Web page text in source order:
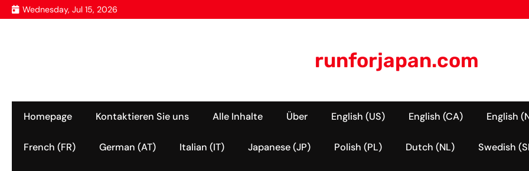
Skip
to
Wednesday, Jul 15, 2026
runforjapan.com
Homepage Kontaktieren Sie uns Alle Inhalte Über English (US) English (CA) English
French (FR) German (AT) Italian (IT) Japanese (JP) Polish (PL) Dutch (NL) Swedish